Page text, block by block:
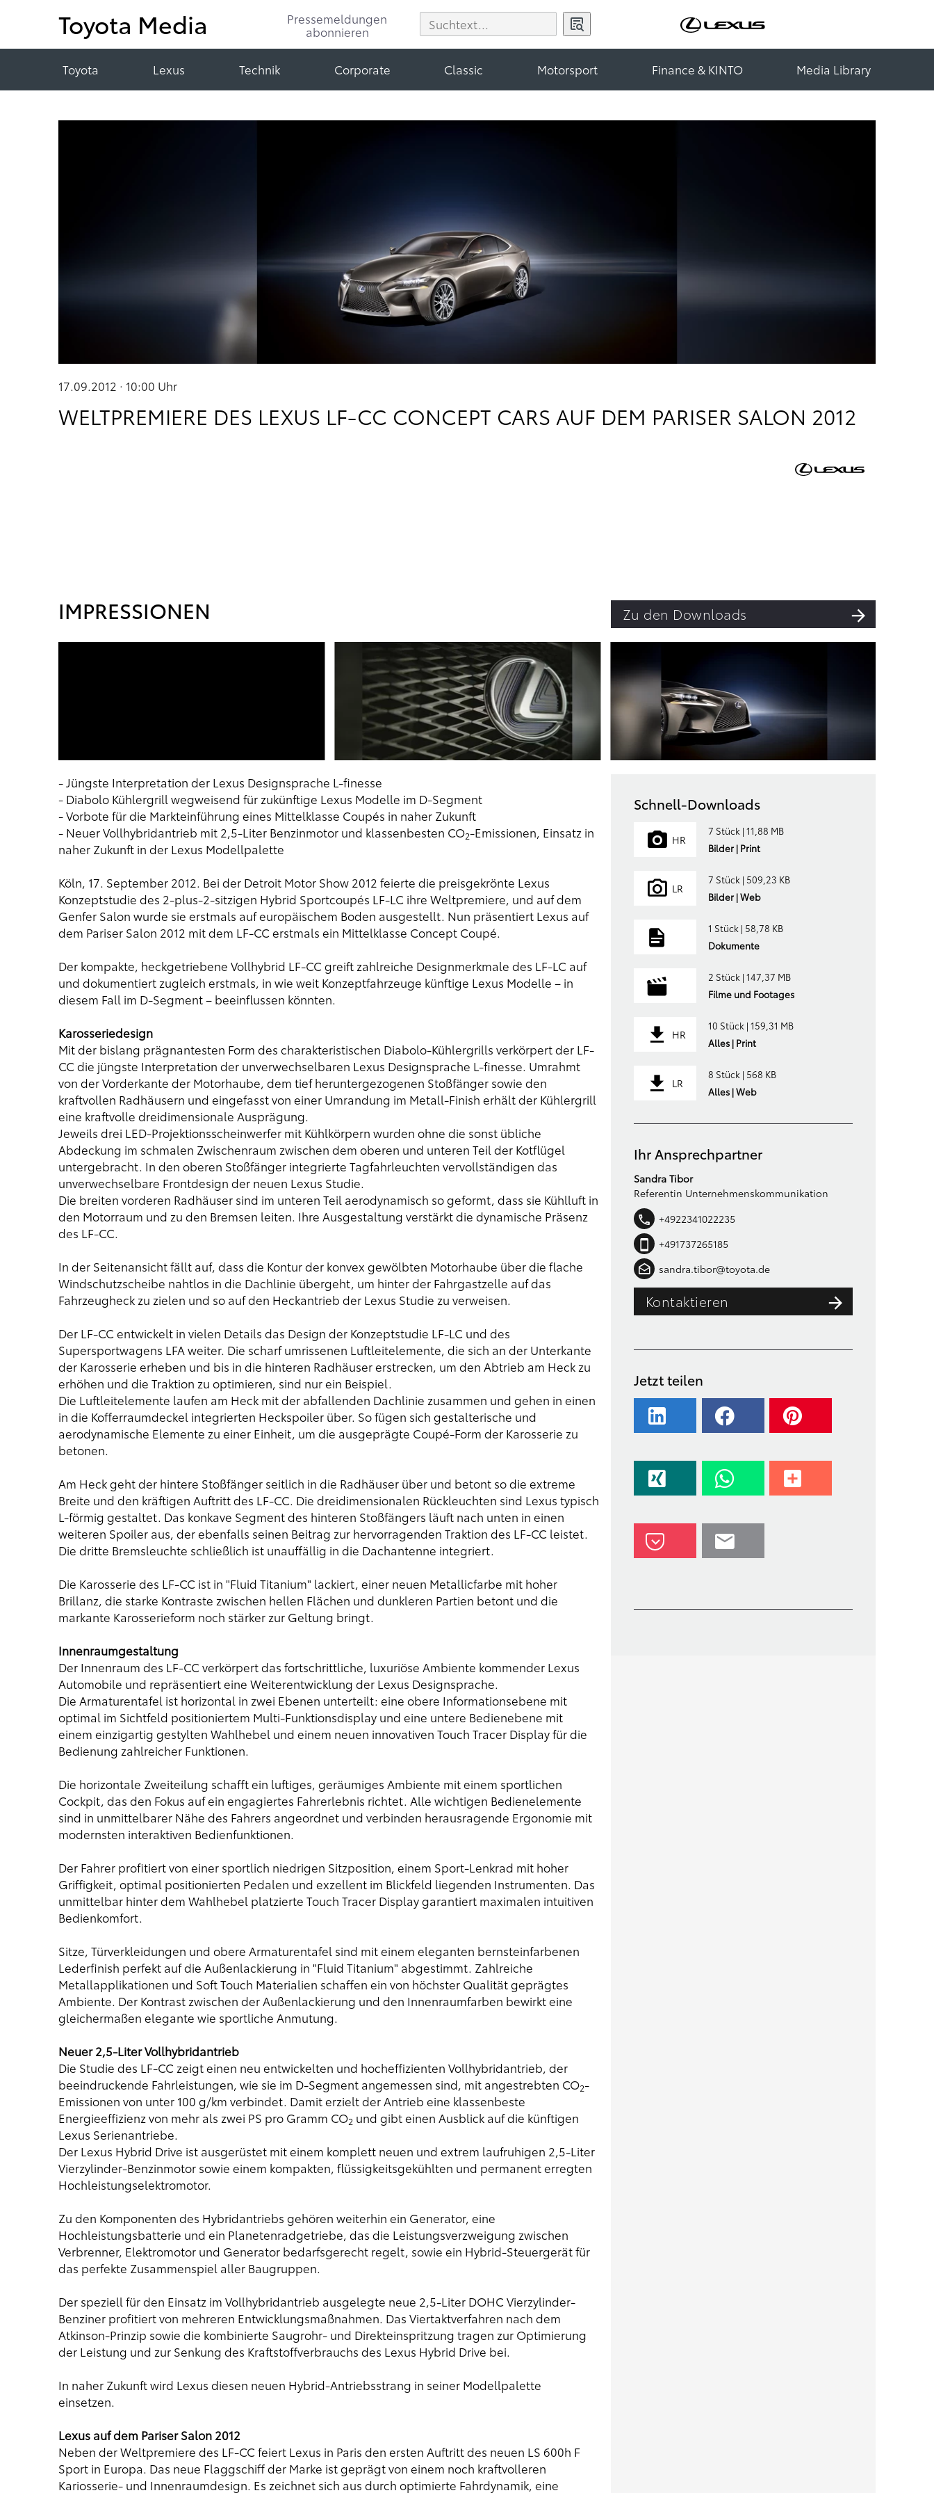
Toyota Media
Pressemeldungen
abonnieren
Toyota Lexus Technik Corporate Classic Motorsport Finance & KINTO Media Library
17.09.2012 · 10:00 Uhr
WELTPREMIERE DES LEXUS LF-CC CONCEPT CARS AUF DEM PARISER SALON 2012
IMPRESSIONEN Zu den Downloads
- Jüngste Interpretation der Lexus Designsprache L-finesse
- Diabolo Kühlergrill wegweisend für zukünftige Lexus Modelle im D-Segment
- Vorbote für die Markteinführung eines Mittelklasse Coupés in naher Zukunft
- Neuer Vollhybridantrieb mit 2,5-Liter Benzinmotor und klassenbesten CO2-Emissionen, Einsatz in
naher Zukunft in der Lexus Modellpalette
Köln, 17. September 2012. Bei der Detroit Motor Show 2012 feierte die preisgekrönte Lexus
Konzeptstudie des 2-plus-2-sitzigen Hybrid Sportcoupés LF-LC ihre Weltpremiere, und auf dem
Genfer Salon wurde sie erstmals auf europäischem Boden ausgestellt. Nun präsentiert Lexus auf
dem Pariser Salon 2012 mit dem LF-CC erstmals ein Mittelklasse Concept Coupé.
Der kompakte, heckgetriebene Vollhybrid LF-CC greift zahlreiche Designmerkmale des LF-LC auf
und dokumentiert zugleich erstmals, in wie weit Konzeptfahrzeuge künftige Lexus Modelle – in
diesem Fall im D-Segment – beeinflussen könnten.
Karosseriedesign
Mit der bislang prägnantesten Form des charakteristischen Diabolo-Kühlergrills verkörpert der LF-
CC die jüngste Interpretation der unverwechselbaren Lexus Designsprache L-finesse. Umrahmt
von der Vorderkante der Motorhaube, dem tief heruntergezogenen Stoßfänger sowie den
kraftvollen Radhäusern und eingefasst von einer Umrandung im Metall-Finish erhält der Kühlergrill
eine kraftvolle dreidimensionale Ausprägung.
Jeweils drei LED-Projektionsscheinwerfer mit Kühlkörpern wurden ohne die sonst übliche
Abdeckung im schmalen Zwischenraum zwischen dem oberen und unteren Teil der Kotflügel
untergebracht. In den oberen Stoßfänger integrierte Tagfahrleuchten vervollständigen das
unverwechselbare Frontdesign der neuen Lexus Studie.
Die breiten vorderen Radhäuser sind im unteren Teil aerodynamisch so geformt, dass sie Kühlluft in
den Motorraum und zu den Bremsen leiten. Ihre Ausgestaltung verstärkt die dynamische Präsenz
des LF-CC.
In der Seitenansicht fällt auf, dass die Kontur der konvex gewölbten Motorhaube über die flache
Windschutzscheibe nahtlos in die Dachlinie übergeht, um hinter der Fahrgastzelle auf das
Fahrzeugheck zu zielen und so auf den Heckantrieb der Lexus Studie zu verweisen.
Der LF-CC entwickelt in vielen Details das Design der Konzeptstudie LF-LC und des
Supersportwagens LFA weiter. Die scharf umrissenen Luftleitelemente, die sich an der Unterkante
der Karosserie erheben und bis in die hinteren Radhäuser erstrecken, um den Abtrieb am Heck zu
erhöhen und die Traktion zu optimieren, sind nur ein Beispiel.
Die Luftleitelemente laufen am Heck mit der abfallenden Dachlinie zusammen und gehen in einen
in die Kofferraumdeckel integrierten Heckspoiler über. So fügen sich gestalterische und
aerodynamische Elemente zu einer Einheit, um die ausgeprägte Coupé-Form der Karosserie zu
betonen.
Am Heck geht der hintere Stoßfänger seitlich in die Radhäuser über und betont so die extreme
Breite und den kräftigen Auftritt des LF-CC. Die dreidimensionalen Rückleuchten sind Lexus typisch
L-förmig gestaltet. Das konkave Segment des hinteren Stoßfängers läuft nach unten in einen
weiteren Spoiler aus, der ebenfalls seinen Beitrag zur hervorragenden Traktion des LF-CC leistet.
Die dritte Bremsleuchte schließlich ist unauffällig in die Dachantenne integriert.
Die Karosserie des LF-CC ist in "Fluid Titanium" lackiert, einer neuen Metallicfarbe mit hoher
Brillanz, die starke Kontraste zwischen hellen Flächen und dunkleren Partien betont und die
markante Karosserieform noch stärker zur Geltung bringt.
Innenraumgestaltung
Der Innenraum des LF-CC verkörpert das fortschrittliche, luxuriöse Ambiente kommender Lexus
Automobile und repräsentiert eine Weiterentwicklung der Lexus Designsprache.
Die Armaturentafel ist horizontal in zwei Ebenen unterteilt: eine obere Informationsebene mit
optimal im Sichtfeld positioniertem Multi-Funktionsdisplay und eine untere Bedienebene mit
einem einzigartig gestylten Wahlhebel und einem neuen innovativen Touch Tracer Display für die
Bedienung zahlreicher Funktionen.
Die horizontale Zweiteilung schafft ein luftiges, geräumiges Ambiente mit einem sportlichen
Cockpit, das den Fokus auf ein engagiertes Fahrerlebnis richtet. Alle wichtigen Bedienelemente
sind in unmittelbarer Nähe des Fahrers angeordnet und verbinden herausragende Ergonomie mit
modernsten interaktiven Bedienfunktionen.
Der Fahrer profitiert von einer sportlich niedrigen Sitzposition, einem Sport-Lenkrad mit hoher
Griffigkeit, optimal positionierten Pedalen und exzellent im Blickfeld liegenden Instrumenten. Das
unmittelbar hinter dem Wahlhebel platzierte Touch Tracer Display garantiert maximalen intuitiven
Bedienkomfort.
Sitze, Türverkleidungen und obere Armaturentafel sind mit einem eleganten bernsteinfarbenen
Lederfinish perfekt auf die Außenlackierung in "Fluid Titanium" abgestimmt. Zahlreiche
Metallapplikationen und Soft Touch Materialien schaffen ein von höchster Qualität geprägtes
Ambiente. Der Kontrast zwischen der Außenlackierung und den Innenraumfarben bewirkt eine
gleichermaßen elegante wie sportliche Anmutung.
Neuer 2,5-Liter Vollhybridantrieb
Die Studie des LF-CC zeigt einen neu entwickelten und hocheffizienten Vollhybridantrieb, der
beeindruckende Fahrleistungen, wie sie im D-Segment angemessen sind, mit angestrebten CO2-
Emissionen von unter 100 g/km verbindet. Damit erzielt der Antrieb eine klassenbeste
Energieeffizienz von mehr als zwei PS pro Gramm CO2 und gibt einen Ausblick auf die künftigen
Lexus Serienantriebe.
Der Lexus Hybrid Drive ist ausgerüstet mit einem komplett neuen und extrem laufruhigen 2,5-Liter
Vierzylinder-Benzinmotor sowie einem kompakten, flüssigkeitsgekühlten und permanent erregten
Hochleistungselektromotor.
Zu den Komponenten des Hybridantriebs gehören weiterhin ein Generator, eine
Hochleistungsbatterie und ein Planetenradgetriebe, das die Leistungsverzweigung zwischen
Verbrenner, Elektromotor und Generator bedarfsgerecht regelt, sowie ein Hybrid-Steuergerät für
das perfekte Zusammenspiel aller Baugruppen.
Der speziell für den Einsatz im Vollhybridantrieb ausgelegte neue 2,5-Liter DOHC Vierzylinder-
Benziner profitiert von mehreren Entwicklungsmaßnahmen. Das Viertaktverfahren nach dem
Atkinson-Prinzip sowie die kombinierte Saugrohr- und Direkteinspritzung tragen zur Optimierung
der Leistung und zur Senkung des Kraftstoffverbrauchs des Lexus Hybrid Drive bei.
In naher Zukunft wird Lexus diesen neuen Hybrid-Antriebsstrang in seiner Modellpalette
einsetzen.
Lexus auf dem Pariser Salon 2012
Neben der Weltpremiere des LF-CC feiert Lexus in Paris den ersten Auftritt des neuen LS 600h F
Sport in Europa. Das neue Flaggschiff der Marke ist geprägt von einem noch kraftvolleren
Kariosserie- und Innenraumdesign. Es zeichnet sich aus durch optimierte Fahrdynamik, eine
Schnell-Downloads
HR
7 Stück | 11,88 MB
Bilder | Print
LR
7 Stück | 509,23 KB
Bilder | Web
1 Stück | 58,78 KB
Dokumente
2 Stück | 147,37 MB
Filme und Footages
HR
10 Stück | 159,31 MB
Alles | Print
LR
8 Stück | 568 KB
Alles | Web
Ihr Ansprechpartner
Sandra Tibor
Referentin Unternehmenskommunikation
+4922341022235
+491737265185
sandra.tibor@toyota.de
Kontaktieren
Jetzt teilen